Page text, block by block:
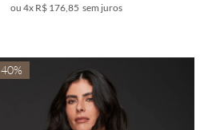
4x R$ 176,85 sem juros
40%